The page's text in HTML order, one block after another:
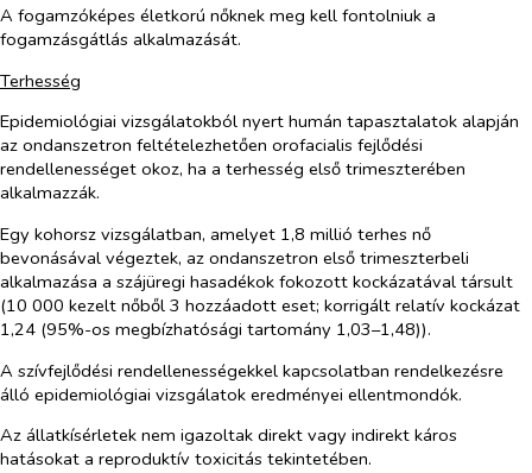
A fogamzóképes életkorú nőknek meg kell fontolniuk a
fogamzásgátlás alkalmazását.
Terhesség
Epidemiológiai vizsgálatokból nyert humán tapasztalatok alapján
az ondanszetron feltételezhetően orofacialis fejlődési
rendellenességet okoz, ha a terhesség első trimeszterében
alkalmazzák.
Egy kohorsz vizsgálatban, amelyet 1,8 millió terhes nő
bevonásával végeztek, az ondanszetron első trimeszterbeli
alkalmazása a szájüregi hasadékok fokozott kockázatával társult
(10 000 kezelt nőből 3 hozzáadott eset; korrigált relatív kockázat
1,24 (95%-os megbízhatósági tartomány 1,03–1,48)).
A szívfejlődési rendellenességekkel kapcsolatban rendelkezésre
álló epidemiológiai vizsgálatok eredményei ellentmondók.
Az állatkísérletek nem igazoltak direkt vagy indirekt káros
hatásokat a reproduktív toxicitás tekintetében.